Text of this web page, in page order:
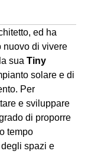
ed ha
nuovo di vivere
sua Tiny
solare e di
Per
e sviluppare
di proporre
tempo
spazi e